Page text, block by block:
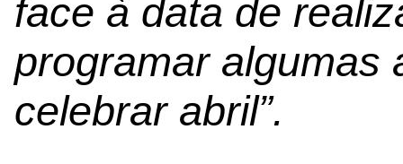
face à data de
programar algumas
celebrar abril”.